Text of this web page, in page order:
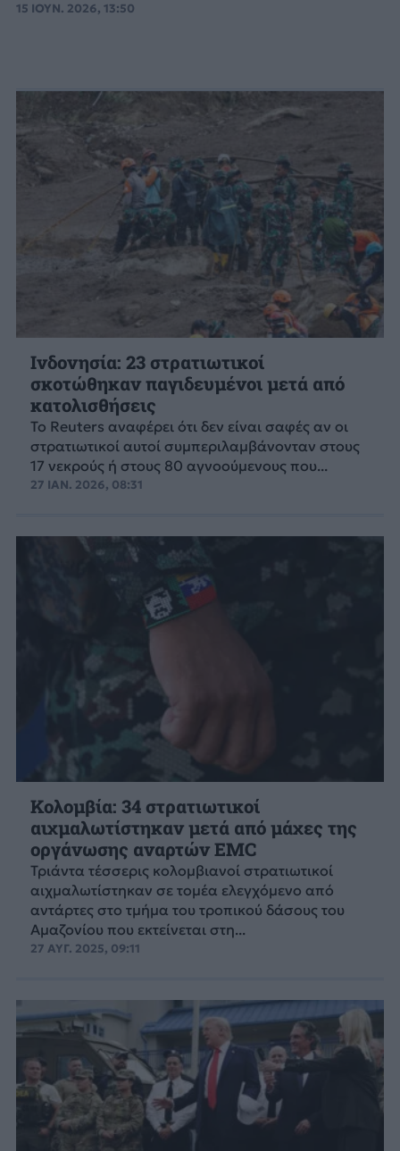
15 ΙΟΥΝ. 2026, 13:50
Ινδονησία: 23 στρατιωτικοί
σκοτώθηκαν παγιδευμένοι μετά από
κατολισθήσεις
Το Reuters αναφέρει ότι δεν είναι σαφές αν οι
στρατιωτικοί αυτοί συμπεριλαμβάνονταν στους
17 νεκρούς ή στους 80 αγνοούμενους που...
27 ΙΑΝ. 2026, 08:31
Κολομβία: 34 στρατιωτικοί
αιχμαλωτίστηκαν μετά από μάχες της
οργάνωσης αναρτών EMC
Τριάντα τέσσερις κολομβιανοί στρατιωτικοί
αιχμαλωτίστηκαν σε τομέα ελεγχόμενο από
αντάρτες στο τμήμα του τροπικού δάσους του
Αμαζονίου που εκτείνεται στη...
27 ΑΥΓ. 2025, 09:11